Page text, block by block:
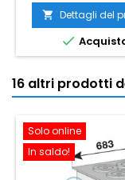
 Dettagli del

16 altri prodotti
Solo online
In saldo!